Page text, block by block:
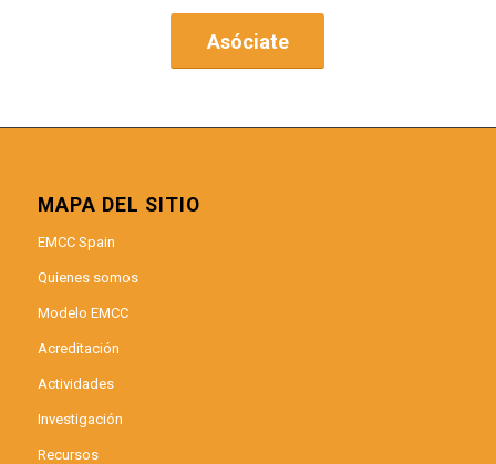
Asóciate
MAPA DEL SITIO
EMCC Spain
Quienes somos
Modelo EMCC
Acreditación
Actividades
Investigación
Recursos